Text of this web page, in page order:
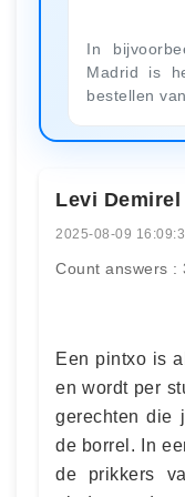
In
Madrid is
bestellen
Levi Demirel
2025-08-09
Count answers :
Een pintxo is
en wordt per
gerechten die
de borrel. In
de prikkers